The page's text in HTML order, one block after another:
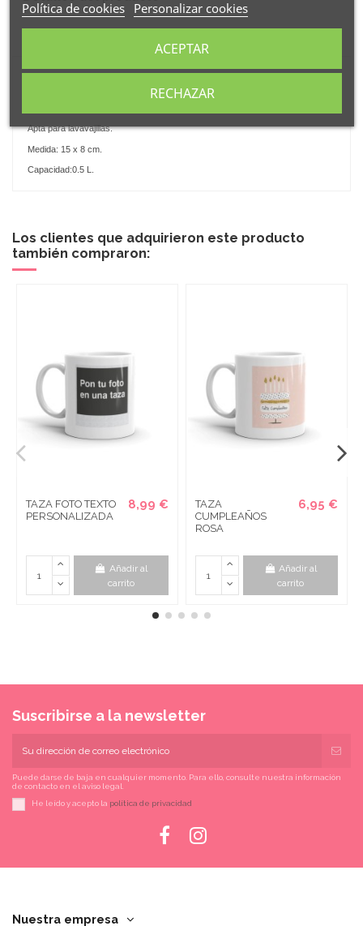
no puedo tengo pádel
Apta para lavavajillas.
Medida: 15 x 8 cm.
Capacidad:0.5 L.
Los clientes que adquirieron este producto
también compraron:
TAZA FOTO TEXTO
PERSONALIZADA
8,99 €
Añadir al
carrito
TAZA
CUMPLEAÑOS
ROSA
6,95 €
Añadir al
carrito
Suscribirse a la newsletter
Puede darse de baja en cualquier momento. Para ello, consulte nuestra información
de contacto en el aviso legal.
He leído y acepto la política de privacidad
Nuestra empresa
Política de cookies Personalizar cookies
RECHAZAR
ACEPTAR